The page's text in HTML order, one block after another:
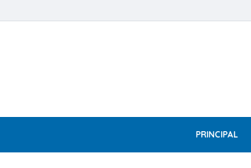
PRINCIPAL